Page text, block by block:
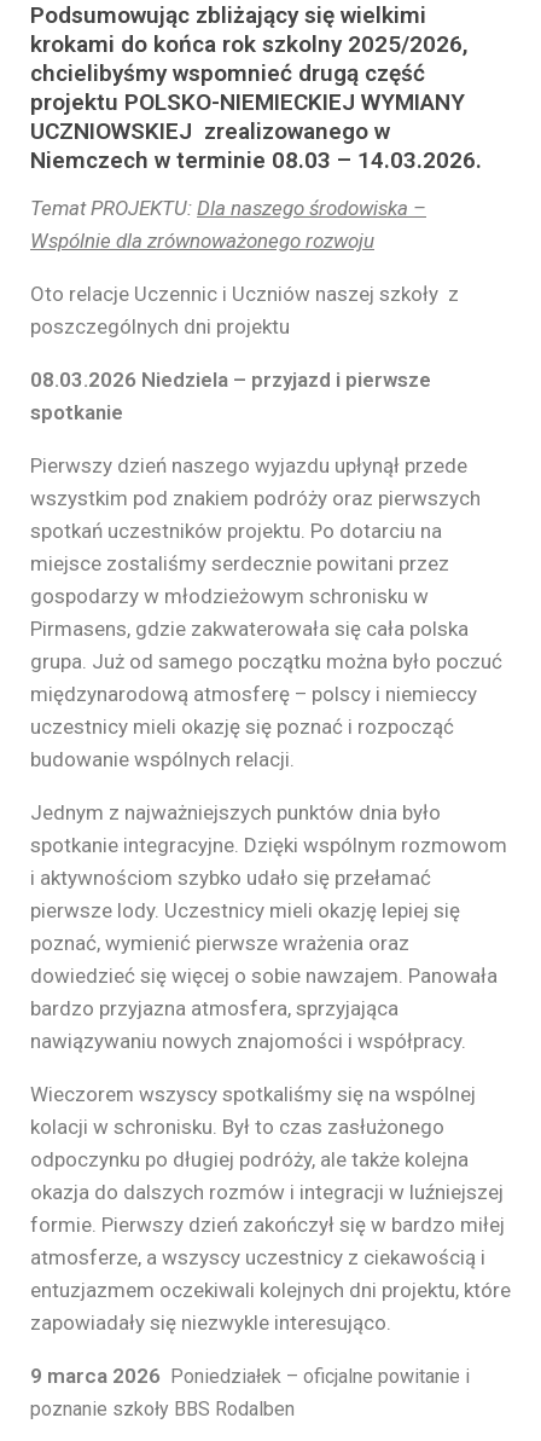
Podsumowując zbliżający się wielkimi
krokami do końca rok szkolny 2025/2026,
chcielibyśmy wspomnieć drugą część
projektu POLSKO-NIEMIECKIEJ WYMIANY
UCZNIOWSKIEJ zrealizowanego w
Niemczech w terminie 08.03 – 14.03.2026.
Temat PROJEKTU: Dla naszego środowiska –
Wspólnie dla zrównoważonego rozwoju
Oto relacje Uczennic i Uczniów naszej szkoły z
poszczególnych dni projektu
08.03.2026 Niedziela – przyjazd i pierwsze
spotkanie
Pierwszy dzień naszego wyjazdu upłynął przede
wszystkim pod znakiem podróży oraz pierwszych
spotkań uczestników projektu. Po dotarciu na
miejsce zostaliśmy serdecznie powitani przez
gospodarzy w młodzieżowym schronisku w
Pirmasens, gdzie zakwaterowała się cała polska
grupa. Już od samego początku można było poczuć
międzynarodową atmosferę – polscy i niemieccy
uczestnicy mieli okazję się poznać i rozpocząć
budowanie wspólnych relacji.
Jednym z najważniejszych punktów dnia było
spotkanie integracyjne. Dzięki wspólnym rozmowom
i aktywnościom szybko udało się przełamać
pierwsze lody. Uczestnicy mieli okazję lepiej się
poznać, wymienić pierwsze wrażenia oraz
dowiedzieć się więcej o sobie nawzajem. Panowała
bardzo przyjazna atmosfera, sprzyjająca
nawiązywaniu nowych znajomości i współpracy.
Wieczorem wszyscy spotkaliśmy się na wspólnej
kolacji w schronisku. Był to czas zasłużonego
odpoczynku po długiej podróży, ale także kolejna
okazja do dalszych rozmów i integracji w luźniejszej
formie. Pierwszy dzień zakończył się w bardzo miłej
atmosferze, a wszyscy uczestnicy z ciekawością i
entuzjazmem oczekiwali kolejnych dni projektu, które
zapowiadały się niezwykle interesująco.
9 marca 2026 Poniedziałek – oficjalne powitanie i
poznanie szkoły BBS Rodalben